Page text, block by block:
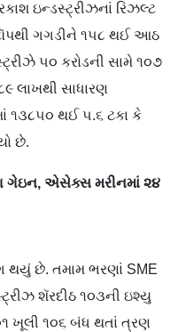
ઇન્ડસ્ટ્રીઝનાં રિઝલ્ટ
ગગડીને ૧૫૮ થઈ આઠ
૫૦ કરોડની સામે ૧૦૭
લાખથી સાધારણ
૧૩૮૫૦ થઈ ૫.૬ ટકા કે
છે.
ગેઇન, એસેક્સ મરીનમાં ૨૪
થયું છે. તમામ ભરણાં SME
શૅરદીઠ ૧૦૩ની ઇશ્યુ
ખૂલી ૧૦૬ બંધ થતાં ત્રણ